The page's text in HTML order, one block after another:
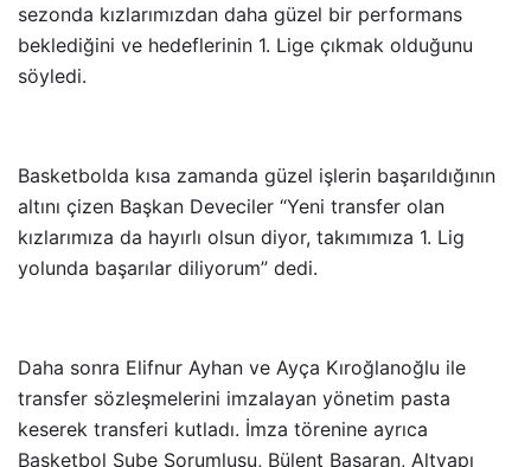
sezonda kızlarımızdan daha güzel bir performans
beklediğini ve hedeflerinin 1. Lige çıkmak olduğunu
söyledi.
Basketbolda kısa zamanda güzel işlerin başarıldığının
altını çizen Başkan Deveciler “Yeni transfer olan
kızlarımıza da hayırlı olsun diyor, takımımıza 1. Lig
yolunda başarılar diliyorum” dedi.
Daha sonra Elifnur Ayhan ve Ayça Kıroğlanoğlu ile
transfer sözleşmelerini imzalayan yönetim pasta
keserek transferi kutladı. İmza törenine ayrıca
Basketbol Şube Sorumlusu, Bülent Başaran, Altyapı